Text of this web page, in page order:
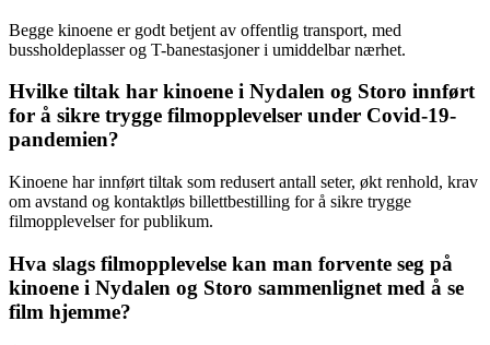
Begge kinoene er godt betjent av offentlig transport, med
bussholdeplasser og T-banestasjoner i umiddelbar nærhet.
Hvilke tiltak har kinoene i Nydalen og Storo innført
for å sikre trygge filmopplevelser under Covid-19-
pandemien?
Kinoene har innført tiltak som redusert antall seter, økt renhold, krav
om avstand og kontaktløs billettbestilling for å sikre trygge
filmopplevelser for publikum.
Hva slags filmopplevelse kan man forvente seg på
kinoene i Nydalen og Storo sammenlignet med å se
film hjemme?